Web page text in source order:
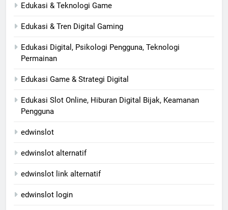
Edukasi & Teknologi Game
Edukasi & Tren Digital Gaming
Edukasi Digital, Psikologi Pengguna, Teknologi
Permainan
Edukasi Game & Strategi Digital
Edukasi Slot Online, Hiburan Digital Bijak, Keamanan
Pengguna
edwinslot
edwinslot alternatif
edwinslot link alternatif
edwinslot login